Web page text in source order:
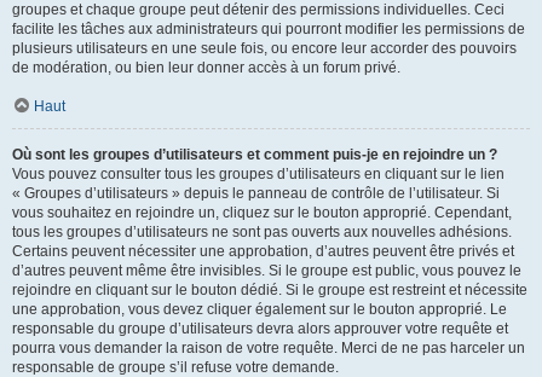
groupes et chaque groupe peut détenir des permissions individuelles. Ceci
facilite les tâches aux administrateurs qui pourront modifier les permissions de
plusieurs utilisateurs en une seule fois, ou encore leur accorder des pouvoirs
de modération, ou bien leur donner accès à un forum privé.
Haut
Où sont les groupes d’utilisateurs et comment puis-je en rejoindre un ?
Vous pouvez consulter tous les groupes d’utilisateurs en cliquant sur le lien
« Groupes d’utilisateurs » depuis le panneau de contrôle de l’utilisateur. Si
vous souhaitez en rejoindre un, cliquez sur le bouton approprié. Cependant,
tous les groupes d’utilisateurs ne sont pas ouverts aux nouvelles adhésions.
Certains peuvent nécessiter une approbation, d’autres peuvent être privés et
d’autres peuvent même être invisibles. Si le groupe est public, vous pouvez le
rejoindre en cliquant sur le bouton dédié. Si le groupe est restreint et nécessite
une approbation, vous devez cliquer également sur le bouton approprié. Le
responsable du groupe d’utilisateurs devra alors approuver votre requête et
pourra vous demander la raison de votre requête. Merci de ne pas harceler un
responsable de groupe s’il refuse votre demande.